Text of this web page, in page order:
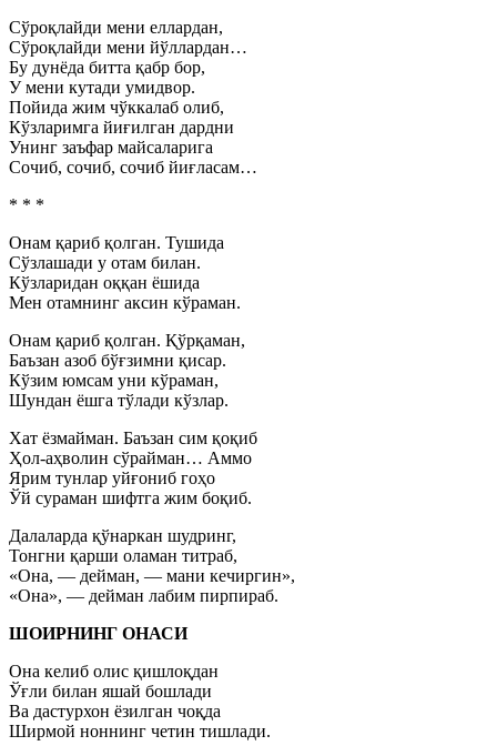
Сўроқлайди мени еллардан,
Сўроқлайди мени йўллардан…
Бу дунёда битта қабр бор,
У мени кутади умидвор.
Пойида жим чўккалаб олиб,
Кўзларимга йиғилган дардни
Унинг заъфар майсаларига
Сочиб, сочиб, сочиб йиғласам…
* * *
Онам қариб қолган. Тушида
Сўзлашади у отам билан.
Кўзларидан оққан ёшида
Мен отамнинг аксин кўраман.
Онам қариб қолган. Қўрқаман,
Баъзан азоб бўғзимни қисар.
Кўзим юмсам уни кўраман,
Шундан ёшга тўлади кўзлар.
Хат ёзмайман. Баъзан сим қоқиб
Ҳол-аҳволин сўрайман… Аммо
Ярим тунлар уйғониб гоҳо
Ўй сураман шифтга жим боқиб.
Далаларда қўнаркан шудринг,
Тонгни қарши оламан титраб,
«Она, — дейман, — мани кечиргин»,
«Она», — дейман лабим пирпираб.
ШОИРНИНГ ОНАСИ
Она келиб олис қишлоқдан
Ўғли билан яшай бошлади
Ва дастурхон ёзилган чоқда
Ширмой ноннинг четин тишлади.